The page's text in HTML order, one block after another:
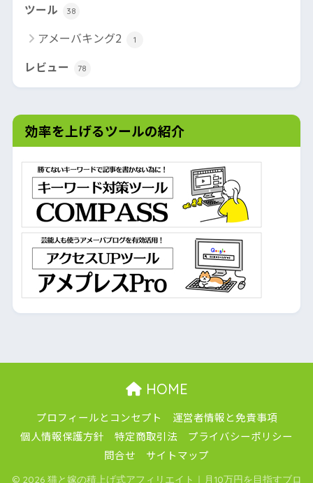
ツール 38
アメーバキング2 1
レビュー 78
効率を上げるツールの紹介
HOME
プロフィールとコンセプト
運営者情報と免責事項
個人情報保護方針
特定商取引法
プライバシーポリシー
問合せ
サイトマップ
© 2026 猫と嫁の積上げ式アフィリエイト｜月10万円を目指すブロ